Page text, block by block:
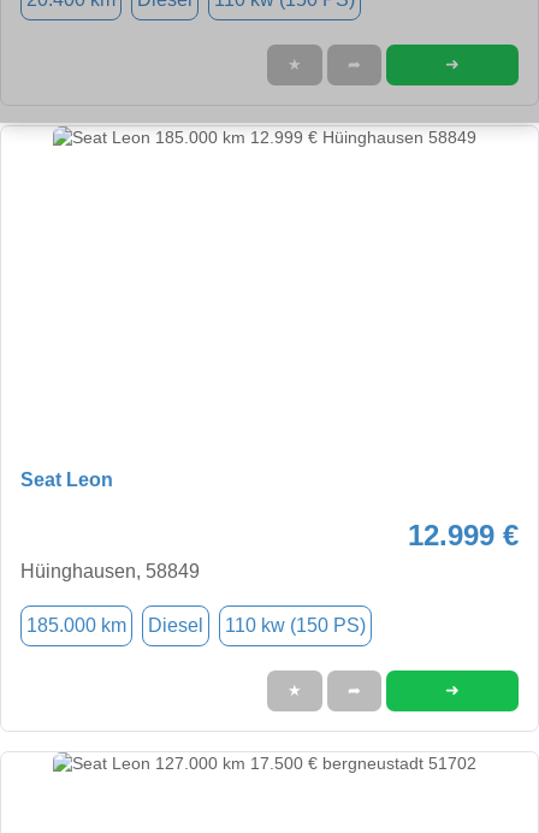
★ ➦ ➜
Seat Leon
12.999 €
Hüinghausen, 58849
185.000 km Diesel 110 kw (150 PS)
★ ➦ ➜